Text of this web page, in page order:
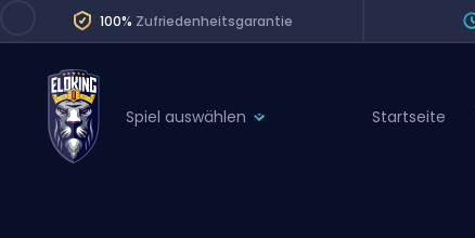
100% Zufriedenheitsgarantie
Spiel auswählen Startseite